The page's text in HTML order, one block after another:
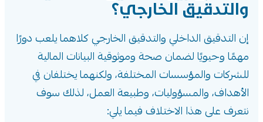
والتدقيق الخارجي؟
إن التدقيق الداخلي والتدقيق الخارجي كلاهما يلعب دورًا
مهمًا وحيويًا لضمان صحة وموثوقية البيانات المالية
للشركات والمؤسسات المختلفة، ولكنهما يختلفان في
الأهداف، والمسؤوليات، وطبيعة العمل، لذلك سوف
نتعرف على هذا الاختلاف فيما يلي: